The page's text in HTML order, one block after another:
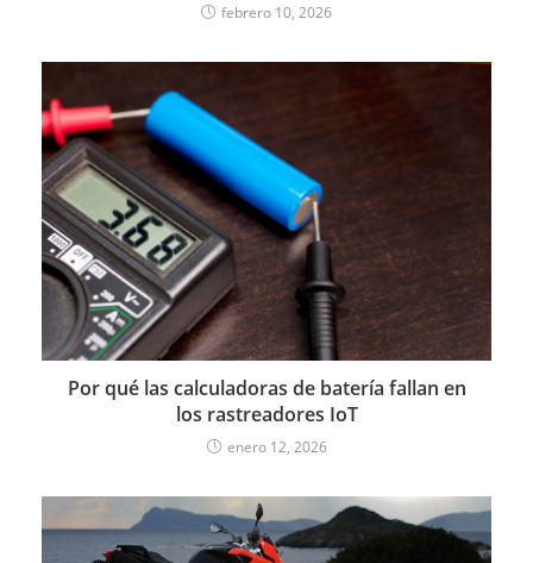
febrero 10, 2026
Por qué las calculadoras de batería fallan en
los rastreadores IoT
enero 12, 2026